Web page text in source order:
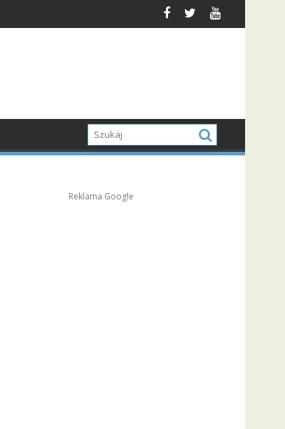
Reklama Google